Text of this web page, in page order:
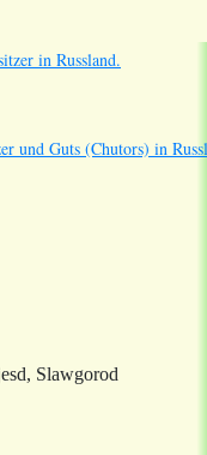
in Russland.
und Guts (Chutors) in
Slawgorod